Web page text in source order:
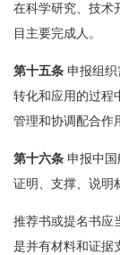
在科学研究、技术
目主要完成人。
第十五条申报组织
转化和应用的过程
管理和协调配合作
第十六条申报中国
证明、支撑、说明
推荐书或提名书应
是并有材料和证据